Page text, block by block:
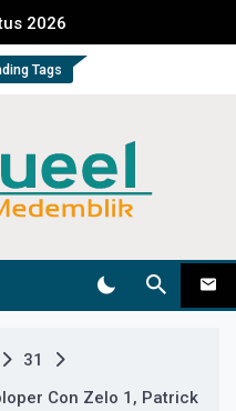
2026
Tags
31
Con Zelo 1, Patrick